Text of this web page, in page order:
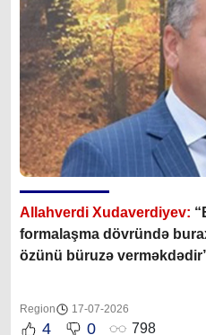
Allahverdi Xudaverdiyev:
formalaşma dövründə
özünü büruzə
Region 17-07-2026
4 0 798